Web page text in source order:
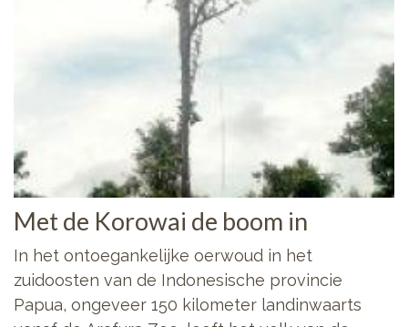
Met de Korowai de boom in
In het ontoegankelijke oerwoud in het
zuidoosten van de Indonesische provincie
Papua, ongeveer 150 kilometer landinwaarts